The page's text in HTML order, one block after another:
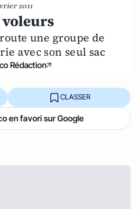
2011
une groupe de
avec son seul sac
Rédaction
CLASSER
en favori sur Google